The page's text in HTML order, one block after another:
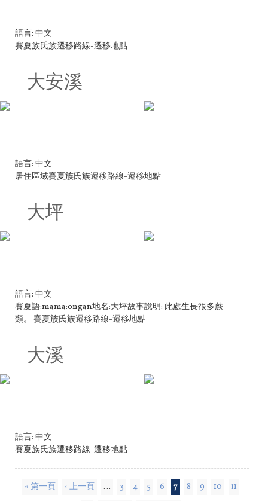
語言: 中文
賽夏族氏族遷移路線-遷移地點
大安溪
語言: 中文
居住區域賽夏族氏族遷移路線-遷移地點
大坪
語言: 中文
賽夏語:mama:ongan地名:大坪故事說明: 此處生長很多蕨
類。 賽夏族氏族遷移路線-遷移地點
大溪
語言: 中文
賽夏族氏族遷移路線-遷移地點
頁面
« 第一頁 ‹ 上一頁 … 3 4 5 6 7 8 9 10 11